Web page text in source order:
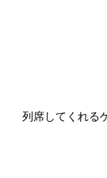
列席してくれる